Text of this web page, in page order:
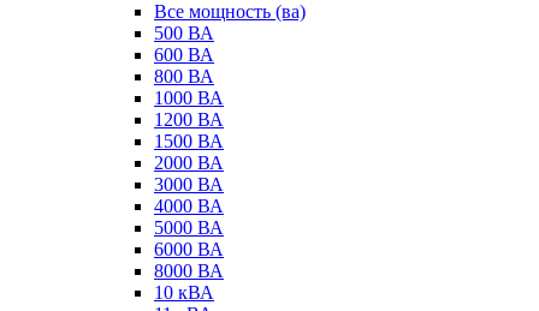
Все мощность (ва)
500 ВА
600 ВА
800 ВА
1000 ВА
1200 ВА
1500 ВА
2000 ВА
3000 ВА
4000 ВА
5000 ВА
6000 ВА
8000 ВА
10 кВА